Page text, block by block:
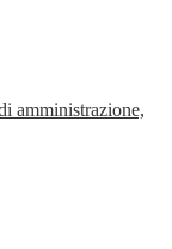
amministrazione,